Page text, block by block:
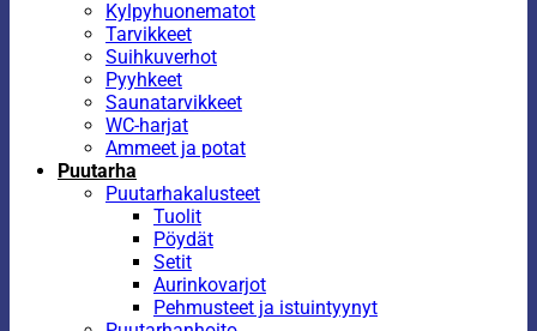
Kylpyhuonematot
Tarvikkeet
Suihkuverhot
Pyyhkeet
Saunatarvikkeet
WC-harjat
Ammeet ja potat
Puutarha
Puutarhakalusteet
Tuolit
Pöydät
Setit
Aurinkovarjot
Pehmusteet ja istuintyynyt